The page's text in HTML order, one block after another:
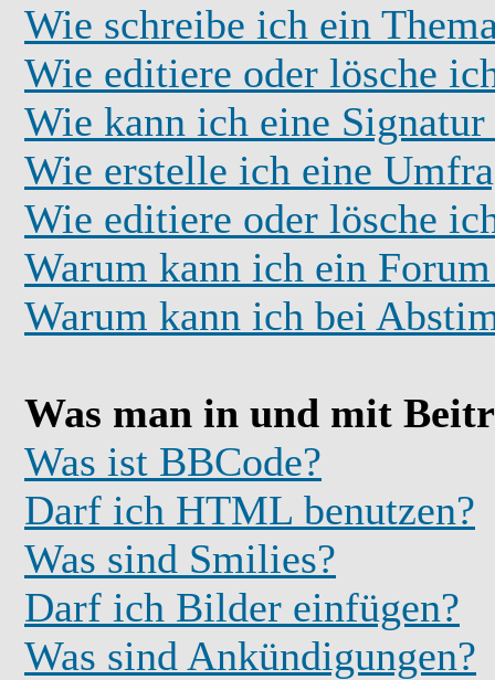
Wie schreibe ich ein
Wie editiere oder lösche
Wie kann ich eine Signatur
Wie erstelle ich eine
Wie editiere oder lösche
Warum kann ich ein
Warum kann ich bei
Was man in und mit
Was ist BBCode?
Darf ich HTML benutzen?
Was sind Smilies?
Darf ich Bilder einfügen?
Was sind Ankündigungen?